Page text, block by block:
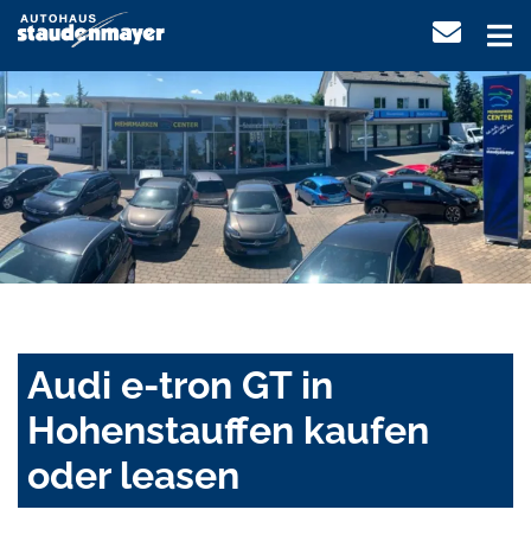
Audi e-tron GT in
Hohenstauffen kaufen
oder leasen